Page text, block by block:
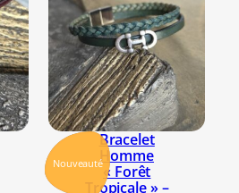
Nouveauté
Bracelet
Homme
« Forêt
Tropicale » –